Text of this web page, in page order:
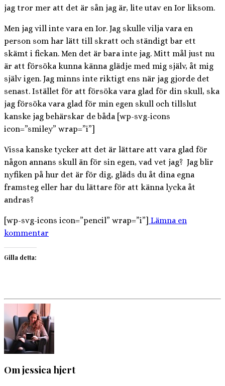
jag tror mer att det är sån jag är, lite utav en Ior liksom.
Men jag vill inte vara en Ior. Jag skulle vilja vara en
person som har lätt till skratt och ständigt bar ett
skämt i fickan. Men det är bara inte jag. Mitt mål just nu
är att försöka kunna känna glädje med mig själv, åt mig
själv igen. Jag minns inte riktigt ens när jag gjorde det
senast. Istället för att försöka vara glad för din skull, ska
jag försöka vara glad för min egen skull och tillslut
kanske jag behärskar de båda [wp-svg-icons
icon=”smiley” wrap=”i”]
Vissa kanske tycker att det är lättare att vara glad för
någon annans skull än för sin egen, vad vet jag? Jag blir
nyfiken på hur det är för dig, gläds du åt dina egna
framsteg eller har du lättare för att känna lycka åt
andras?
[wp-svg-icons icon=”pencil” wrap=”i”] Lämna en
kommentar
Gilla detta:
Om jessica hjert